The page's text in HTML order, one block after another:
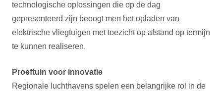
technologische oplossingen die op de dag
gepresenteerd zijn beoogt men het opladen van
elektrische vliegtuigen met toezicht op afstand op termijn
te kunnen realiseren.
Proeftuin voor innovatie
Regionale luchthavens spelen een belangrijke rol in de